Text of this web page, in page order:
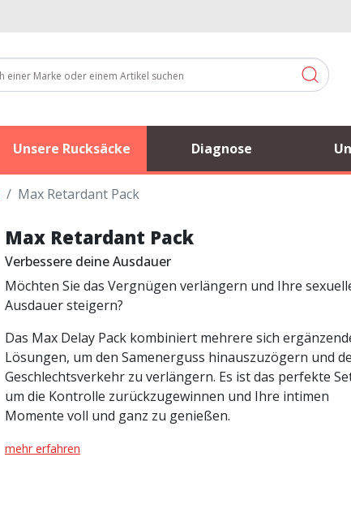
Unsere Rucksäcke Diagnose
Max Retardant Pack
Max Retardant Pack
Verbessere deine Ausdauer
Möchten Sie das Vergnügen verlängern und Ihre
Ausdauer steigern?
Das Max Delay Pack kombiniert mehrere sich
Lösungen, um den Samenerguss hinauszuzögern und
Geschlechtsverkehr zu verlängern. Es ist das perfekte
um die Kontrolle zurückzugewinnen und Ihre intimen
Momente voll und ganz zu genießen.
mehr erfahren